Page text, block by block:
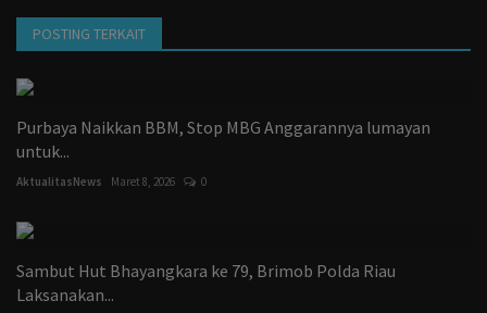
POSTING TERKAIT
Purbaya Naikkan BBM, Stop MBG Anggarannya lumayan
untuk...
AktualitasNews Maret 8, 2026 0
Sambut Hut Bhayangkara ke 79, Brimob Polda Riau
Laksanakan...